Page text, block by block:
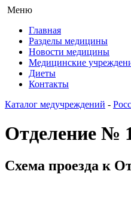
Меню
Главная
Разделы медицины
Новости медицины
Медицинские
Диеты
Контакты
Каталог медучреждений -
Отделение №
Схема проезда к